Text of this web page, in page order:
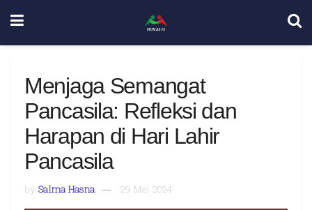
Menjaga Semangat
Pancasila: Refleksi dan
Harapan di Hari Lahir
Pancasila
by Salma Hasna 29 Mei 2024